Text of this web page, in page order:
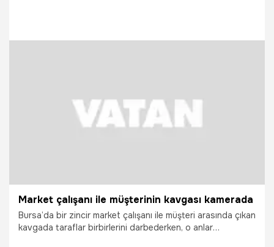
Market çalışanı ile müşterinin kavgası kamerada
Bursa’da bir zincir market çalışanı ile müşteri arasında çıkan
kavgada taraflar birbirlerini darbederken, o anlar